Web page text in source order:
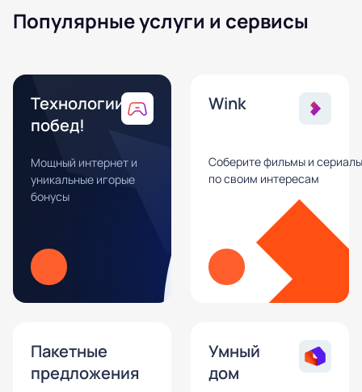
Популярные услуги и сервисы
Технологии
побед!
Мощный интернет и
уникальные игорые
бонусы
Wink
Соберите фильмы и сериалы
по своим интересам
Пакетные
предложения
Умный
дом